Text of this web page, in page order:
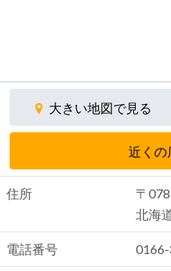
大きい地図で見る
近くの
住所
〒
北海
電話番号